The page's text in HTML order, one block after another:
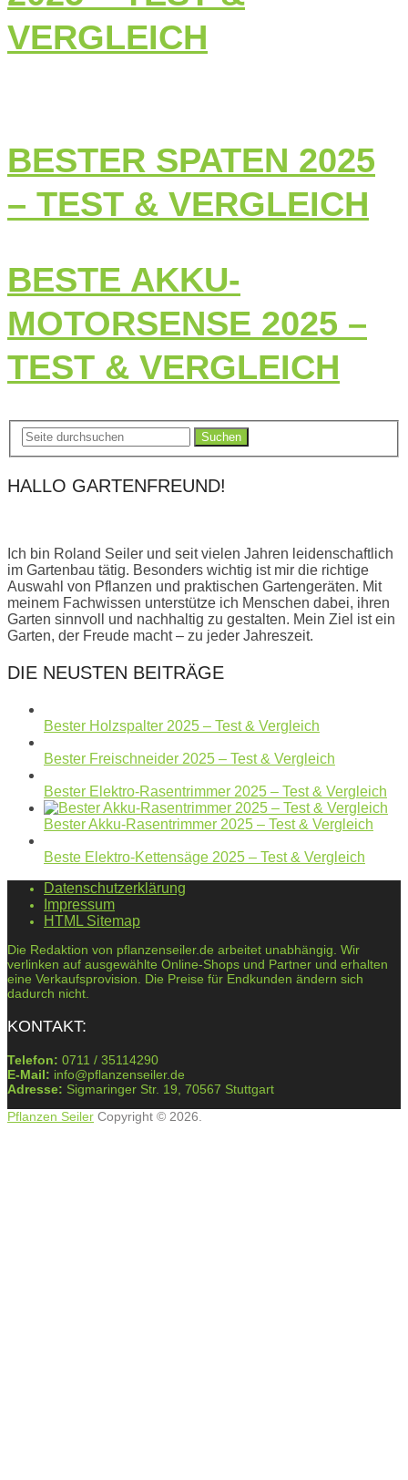
VERGLEICH
BESTER SPATEN 2025
– TEST & VERGLEICH
BESTE AKKU-
MOTORSENSE 2025 –
TEST & VERGLEICH
Suchen
HALLO GARTENFREUND!
Ich bin Roland Seiler und seit vielen Jahren leidenschaftlich
im Gartenbau tätig. Besonders wichtig ist mir die richtige
Auswahl von Pflanzen und praktischen Gartengeräten. Mit
meinem Fachwissen unterstütze ich Menschen dabei, ihren
Garten sinnvoll und nachhaltig zu gestalten. Mein Ziel ist ein
Garten, der Freude macht – zu jeder Jahreszeit.
DIE NEUSTEN BEITRÄGE
Bester Holzspalter 2025 – Test & Vergleich
Bester Freischneider 2025 – Test & Vergleich
Bester Elektro-Rasentrimmer 2025 – Test & Vergleich
Bester Akku-Rasentrimmer 2025 – Test & Vergleich
Beste Elektro-Kettensäge 2025 – Test & Vergleich
Datenschutzerklärung
Impressum
HTML Sitemap
Die Redaktion von pflanzenseiler.de arbeitet unabhängig. Wir
verlinken auf ausgewählte Online-Shops und Partner und erhalten
eine Verkaufsprovision. Die Preise für Endkunden ändern sich
dadurch nicht.
KONTAKT:
Telefon: 0711 / 35114290
E-Mail: info@pflanzenseiler.de
Adresse: Sigmaringer Str. 19, 70567 Stuttgart
Pflanzen Seiler Copyright © 2026.